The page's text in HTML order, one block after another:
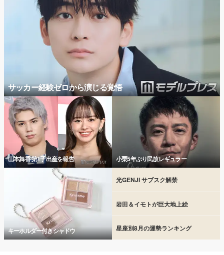
サッカー経験ゼロから演じる覚悟
山本舞香 第1子出産を報告 小栗5年ぶり民放レギュラー
キーホルダー付きシャドウ
光GENJI サブスク解禁
岩田＆イモトが巨大地上絵
星座別8月の運勢ランキング